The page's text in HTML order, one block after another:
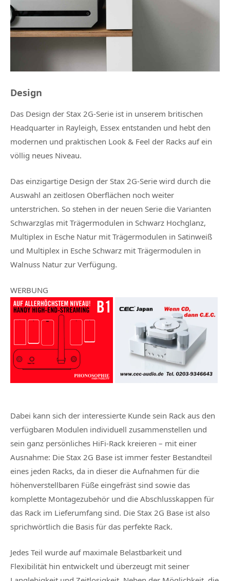
Design
Das Design der Stax 2G-Serie ist in unserem britischen
Headquarter in Rayleigh, Essex entstanden und hebt den
modernen und praktischen Look & Feel der Racks auf ein
völlig neues Niveau.
Das einzigartige Design der Stax 2G-Serie wird durch die
Auswahl an zeitlosen Oberflächen noch weiter
unterstrichen. So stehen in der neuen Serie die Varianten
Schwarzglas mit Trägermodulen in Schwarz Hochglanz,
Multiplex in Esche Natur mit Trägermodulen in Satinweiß
und Multiplex in Esche Schwarz mit Trägermodulen in
Walnuss Natur zur Verfügung.
WERBUNG
Dabei kann sich der interessierte Kunde sein Rack aus den
verfügbaren Modulen individuell zusammenstellen und
sein ganz persönliches HiFi-Rack kreieren – mit einer
Ausnahme: Die Stax 2G Base ist immer fester Bestandteil
eines jeden Racks, da in dieser die Aufnahmen für die
höhenverstellbaren Füße eingefräst sind sowie das
komplette Montagezubehör und die Abschlusskappen für
das Rack im Lieferumfang sind. Die Stax 2G Base ist also
sprichwörtlich die Basis für das perfekte Rack.
Jedes Teil wurde auf maximale Belastbarkeit und
Flexibilität hin entwickelt und überzeugt mit seiner